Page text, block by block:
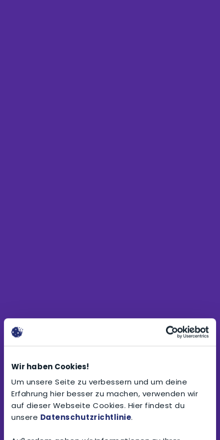
Wir haben Cookies!
Um unsere Seite zu verbessern und um deine
Erfahrung hier besser zu machen, verwenden wir
auf dieser Webseite Cookies. Hier findest du
unsere Datenschutzrichtlinie.